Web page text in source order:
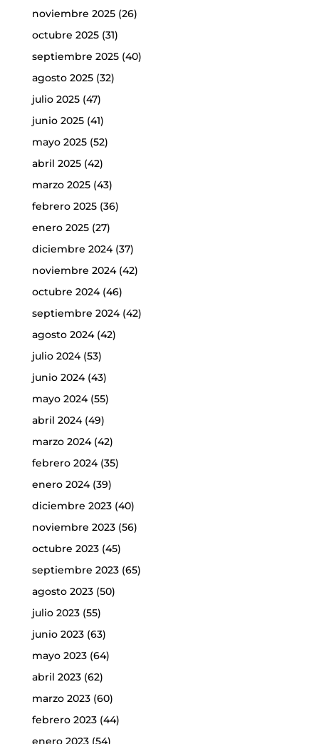
noviembre 2025(26)
octubre 2025(31)
septiembre 2025(40)
agosto 2025(32)
julio 2025(47)
junio 2025(41)
mayo 2025(52)
abril 2025(42)
marzo 2025(43)
febrero 2025(36)
enero 2025(27)
diciembre 2024(37)
noviembre 2024(42)
octubre 2024(46)
septiembre 2024(42)
agosto 2024(42)
julio 2024(53)
junio 2024(43)
mayo 2024(55)
abril 2024(49)
marzo 2024(42)
febrero 2024(35)
enero 2024(39)
diciembre 2023(40)
noviembre 2023(56)
octubre 2023(45)
septiembre 2023(65)
agosto 2023(50)
julio 2023(55)
junio 2023(63)
mayo 2023(64)
abril 2023(62)
marzo 2023(60)
febrero 2023(44)